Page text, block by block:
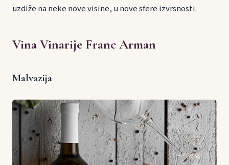
uzdiže na neke nove visine, u nove sfere izvrsnosti.
Vina Vinarije Franc Arman
Malvazija